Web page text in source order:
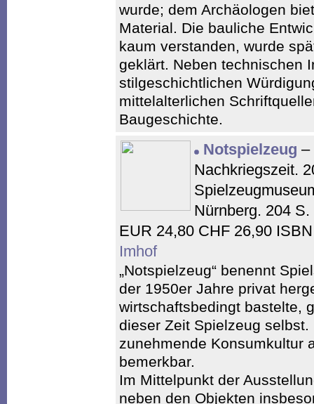
wurde; dem Archäologen
Material. Die bauliche
kaum verstanden, wurde
geklärt. Neben technischen
stilgeschichtlichen
mittelalterlichen
Baugeschichte.
Notspielzeug –
Nachkriegszeit.
Nürnberg. 204
EUR 24,80 CHF 26,90
Imhof
„Notspielzeug“ benennt
der 1950er Jahre privat
wirtschaftsbedingt bastelte,
dieser Zeit Spielzeug
zunehmende Konsumkultur
bemerkbar.
Im Mittelpunkt der
neben den Objekten